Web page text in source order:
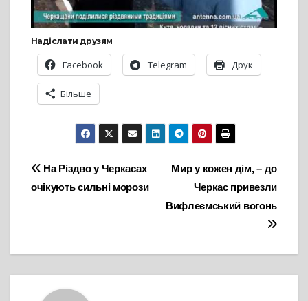
Надіслати друзям
Facebook Telegram Друк
Більше
Навігація
записів
Мир у кожен дім, – до
Черкас привезли
Вифлеємський вогонь
На Різдво у Черкасах
очікують сильні морози